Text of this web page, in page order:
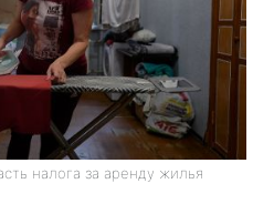
налога за аренду жилья